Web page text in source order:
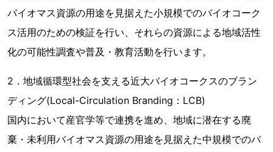
バイオマス資源の用途を見据えた小規模でのバイオコーク
ス活用のための検証を行い、それらの資源による地域活性
化の可能性調査や普及・教育活動を行います。
2．地域循環型社会を支える近大バイオコークスのブラン
ディング(Local-Circulation Branding：LCB)
国内において産官学等で連携を進め、地域に潜在する廃
棄・未利用バイオマス資源の用途を見据えた中規模でのバ